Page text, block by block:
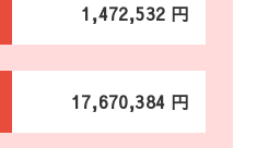
1,472,532 円
17,670,384 円